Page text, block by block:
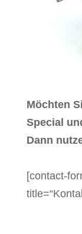
Möchten
Special
Dann
[contact-